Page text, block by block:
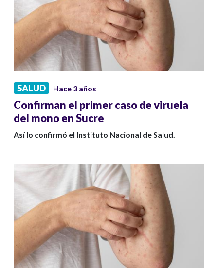
SALUD Hace 3 años
Confirman el primer caso de viruela
del mono en Sucre
Así lo confirmó el Instituto Nacional de Salud.